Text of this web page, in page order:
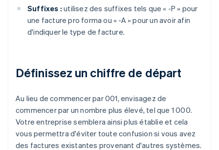
Suffixes : utilisez des suffixes tels que « -P » pour
une facture pro forma ou « -A » pour un avoir afin
d'indiquer le type de facture.
Définissez un chiffre de départ
Au lieu de commencer par 001, envisagez de
commencer par un nombre plus élevé, tel que 1 000.
Votre entreprise semblera ainsi plus établie et cela
vous permettra d'éviter toute confusion si vous avez
des factures existantes provenant d'autres systèmes.